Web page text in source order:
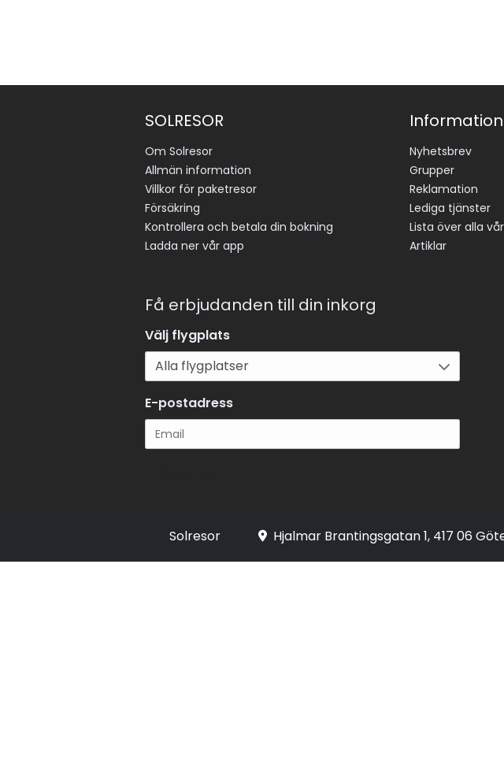
SOLRESOR
Om Solresor
Allmän information
Villkor för paketresor
Försäkring
Kontrollera och betala din bokning
Ladda ner vår app
Information
Nyhetsbrev
Grupper
Reklamation
Lediga tjänster
Lista över alla
Artiklar
Få erbjudanden till din inkorg
Välj flygplats
E-postadress
Solresor Hjalmar Brantingsgatan 1, 417 06